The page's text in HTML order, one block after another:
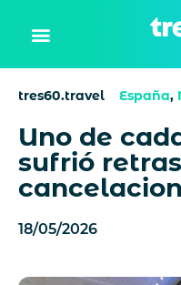
tres60.travel España,
Uno de
sufrió
18/05/2026